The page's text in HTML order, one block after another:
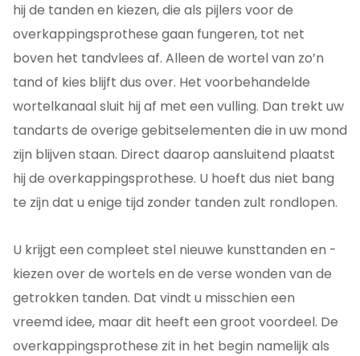
hij de tanden en kiezen, die als pijlers voor de
overkappingsprothese gaan fungeren, tot net
boven het tandvlees af. Alleen de wortel van zo’n
tand of kies blijft dus over. Het voorbehandelde
wortelkanaal sluit hij af met een vulling. Dan trekt uw
tandarts de overige gebitselementen die in uw mond
zijn blijven staan. Direct daarop aansluitend plaatst
hij de overkappingsprothese. U hoeft dus niet bang
te zijn dat u enige tijd zonder tanden zult rondlopen.
U krijgt een compleet stel nieuwe kunsttanden en -
kiezen over de wortels en de verse wonden van de
getrokken tanden. Dat vindt u misschien een
vreemd idee, maar dit heeft een groot voordeel. De
overkappingsprothese zit in het begin namelijk als